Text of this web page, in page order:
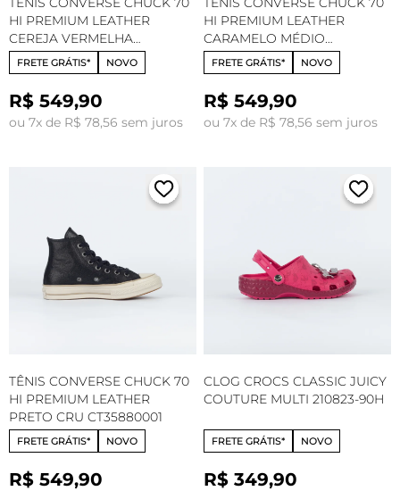
HI PREMIUM LEATHER
CEREJA VERMELHA
AMENDOA CT35880002
FRETE GRÁTIS* NOVO
R$ 549,90
ou 7x de R$ 78,56 sem juros
HI PREMIUM LEATHER
CARAMELO MÉDIO
AMENDOA CT35880003
FRETE GRÁTIS* NOVO
R$ 549,90
ou 7x de R$ 78,56 sem juros
TÊNIS CONVERSE CHUCK 70
HI PREMIUM LEATHER
PRETO CRU CT35880001
FRETE GRÁTIS* NOVO
R$ 549,90
CLOG CROCS CLASSIC JUICY
COUTURE MULTI 210823-90H
FRETE GRÁTIS* NOVO
R$ 349,90